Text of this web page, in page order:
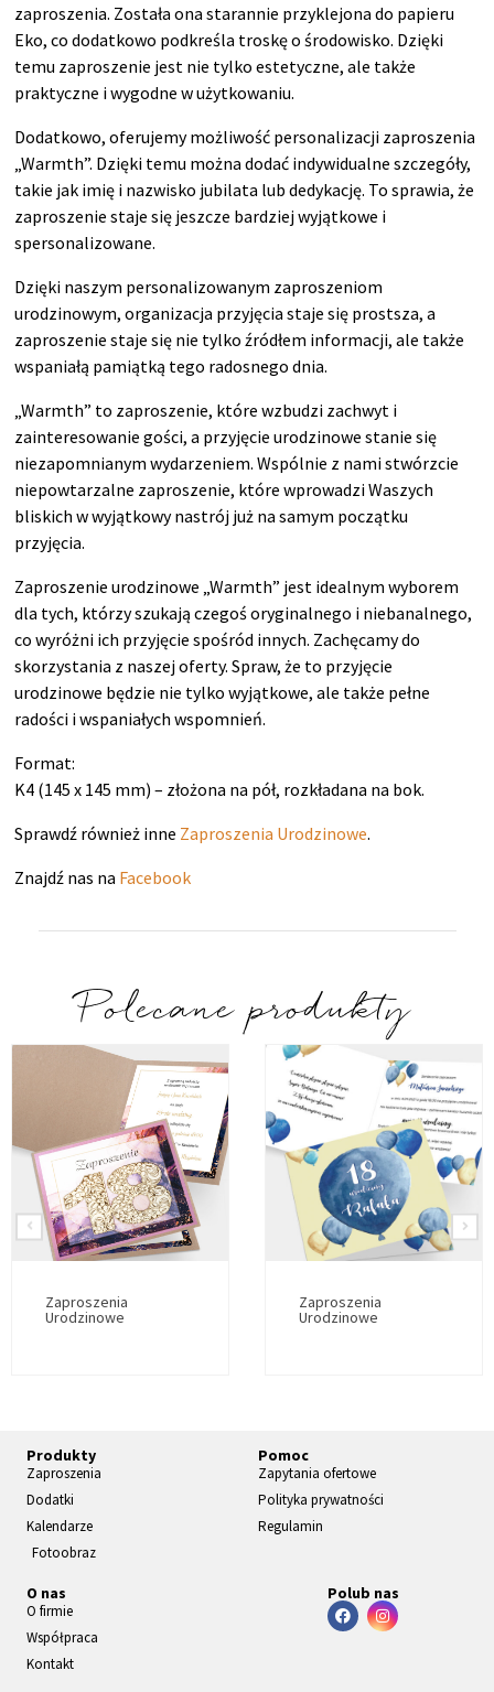
zaproszenia. Została ona starannie przyklejona do papieru
Eko, co dodatkowo podkreśla troskę o środowisko. Dzięki
temu zaproszenie jest nie tylko estetyczne, ale także
praktyczne i wygodne w użytkowaniu.
Dodatkowo, oferujemy możliwość personalizacji zaproszenia
„Warmth”. Dzięki temu można dodać indywidualne szczegóły,
takie jak imię i nazwisko jubilata lub dedykację. To sprawia, że
zaproszenie staje się jeszcze bardziej wyjątkowe i
spersonalizowane.
Dzięki naszym personalizowanym zaproszeniom
urodzinowym, organizacja przyjęcia staje się prostsza, a
zaproszenie staje się nie tylko źródłem informacji, ale także
wspaniałą pamiątką tego radosnego dnia.
„Warmth” to zaproszenie, które wzbudzi zachwyt i
zainteresowanie gości, a przyjęcie urodzinowe stanie się
niezapomnianym wydarzeniem. Wspólnie z nami stwórzcie
niepowtarzalne zaproszenie, które wprowadzi Waszych
bliskich w wyjątkowy nastrój już na samym początku
przyjęcia.
Zaproszenie urodzinowe „Warmth” jest idealnym wyborem
dla tych, którzy szukają czegoś oryginalnego i niebanalnego,
co wyróżni ich przyjęcie spośród innych. Zachęcamy do
skorzystania z naszej oferty. Spraw, że to przyjęcie
urodzinowe będzie nie tylko wyjątkowe, ale także pełne
radości i wspaniałych wspomnień.
Format:
K4 (145 x 145 mm) – złożona na pół, rozkładana na bok.
Sprawdź również inne Zaproszenia Urodzinowe.
Znajdź nas na Facebook
Polecane produkty
Zaproszenia
Urodzinowe
Zaproszenia
Urodzinowe
Produkty
Zaproszenia
Dodatki
Kalendarze
Fotoobraz
Pomoc
Zapytania ofertowe
Polityka prywatności
Regulamin
O nas
O firmie
Współpraca
Kontakt
Polub nas